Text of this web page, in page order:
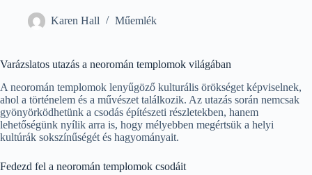
Karen Hall Műemlék
Varázslatos utazás a neoromán templomok világában
A neoromán templomok lenyűgöző kulturális örökséget képviselnek,
ahol a történelem és a művészet találkozik. Az utazás során nemcsak
gyönyörködhetünk a csodás építészeti részletekben, hanem
lehetőségünk nyílik arra is, hogy mélyebben megértsük a helyi
kultúrák sokszínűségét és hagyományait.
Fedezd fel a neoromán templomok csodáit